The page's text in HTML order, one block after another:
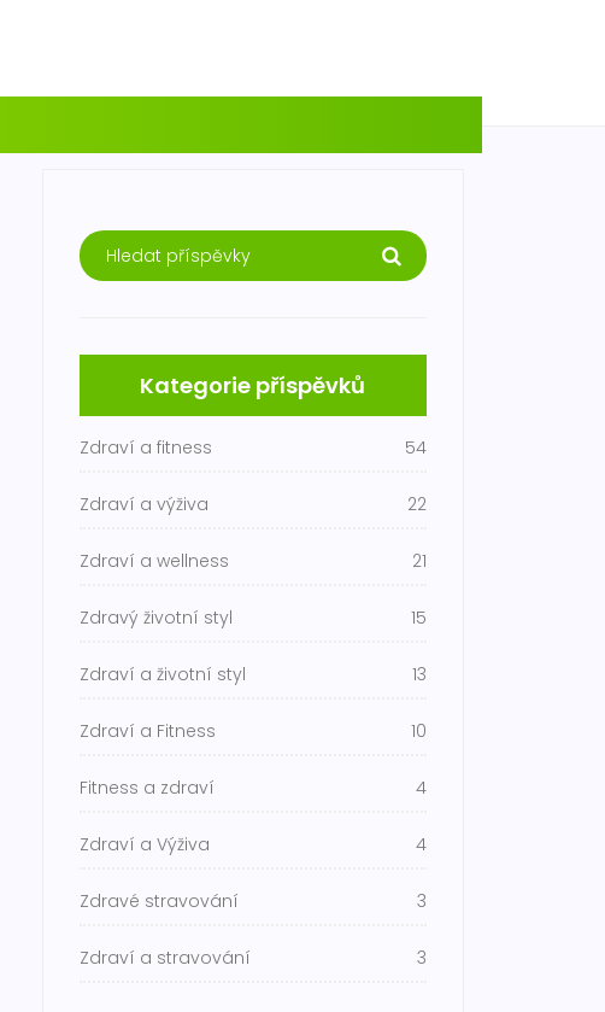
Kategorie příspěvků
Zdraví a fitness 54
Zdraví a výživa 22
Zdraví a wellness 21
Zdravý životní styl 15
Zdraví a životní styl 13
Zdraví a Fitness 10
Fitness a zdraví 4
Zdraví a Výživa 4
Zdravé stravování 3
Zdraví a stravování 3